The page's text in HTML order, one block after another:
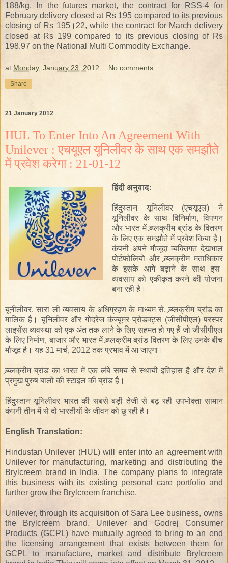
188/kg. In the futures market, the contract for RSS-4 for
February delivery closed at Rs 195 compared to its previous
closing of Rs 195। 22, while the contract for March delivery
closed at Rs 199 compared to its previous closing of Rs
198.97 on the National Multi Commodity Exchange.
at Monday, January 23, 2012 No comments:
Share
21 January 2012
HUL To Enter Into An Agreement With
Unilever : एचयूएल यूनिलीवर के साथ एक समझौते
में प्रवेश करेगा : 21-01-12
हिंदी अनुवाद:
हिंदुस्तान यूनिलीवर (एचयूएल)
ने
यूनिलीवर के साथ विनिर्माण, विपणन
और भारत में ब्र्य्लक्रीमब्रांड के वितरण
के लिए एक समझौते में प्रवेश किया है।
कंपनी अपने मौजूदा व्यक्तिगत देखभाल
पोर्टफोलियो औरब्र्य्लक्रीम मताधिकार
केइसके आगे बढ़ाने केसाथ
इस
व्यवसाय को एकीकृतकरने कीयोजना
बना रही है।
यूनीलीवर, सारा ली व्यवसाय के अधिग्रहण के माध्यम से, ब्र्य्लक्रीमब्रांड का
मालिक है।यूनिलीवर और गोदरेज कंज्यूमर प्रोडक्ट्स (जीसीपीएल) परस्पर
लाइसेंस व्यवस्था को एक अंत तक लाने के लिए सहमत हो गए हैं जो जीसीपीएल
के लिए निर्माण, बाजार और भारत में ब्र्य्लक्रीमब्रांड वितरण के लिएउनके बीच
मौजूद है । यह 31 मार्च, 2012 तक प्रभाव में आ जाएगा।
ब्र्य्लक्रीम ब्रांड का भारत में एक लंबे समय से स्थायी इतिहास है और देश में
प्रमुख पुरुष बालों की स्टाइल कीब्रांड है ।
हिंदुस्तान यूनिलीवर भारत की सबसे बड़ी तेजी से बढ़रही उपभोक्ता सामान
कंपनी तीन में से दो भारतीयों के जीवन को छू रहीहै।
English Translation:
Hindustan Unilever (HUL) will enter into an agreement with
Unilever for manufacturing, marketing and distributing the
Brylcreem brand in India. The company plans to integrate
this business with its existing personal care portfolio and
further grow the Brylcreem franchise.
Unilever, through its acquisition of Sara Lee business, owns
the Brylcreem brand. Unilever and Godrej Consumer
Products (GCPL) have mutually agreed to bring to an end
the licensing arrangement that exists between them for
GCPL to manufacture, market and distribute Brylcreem